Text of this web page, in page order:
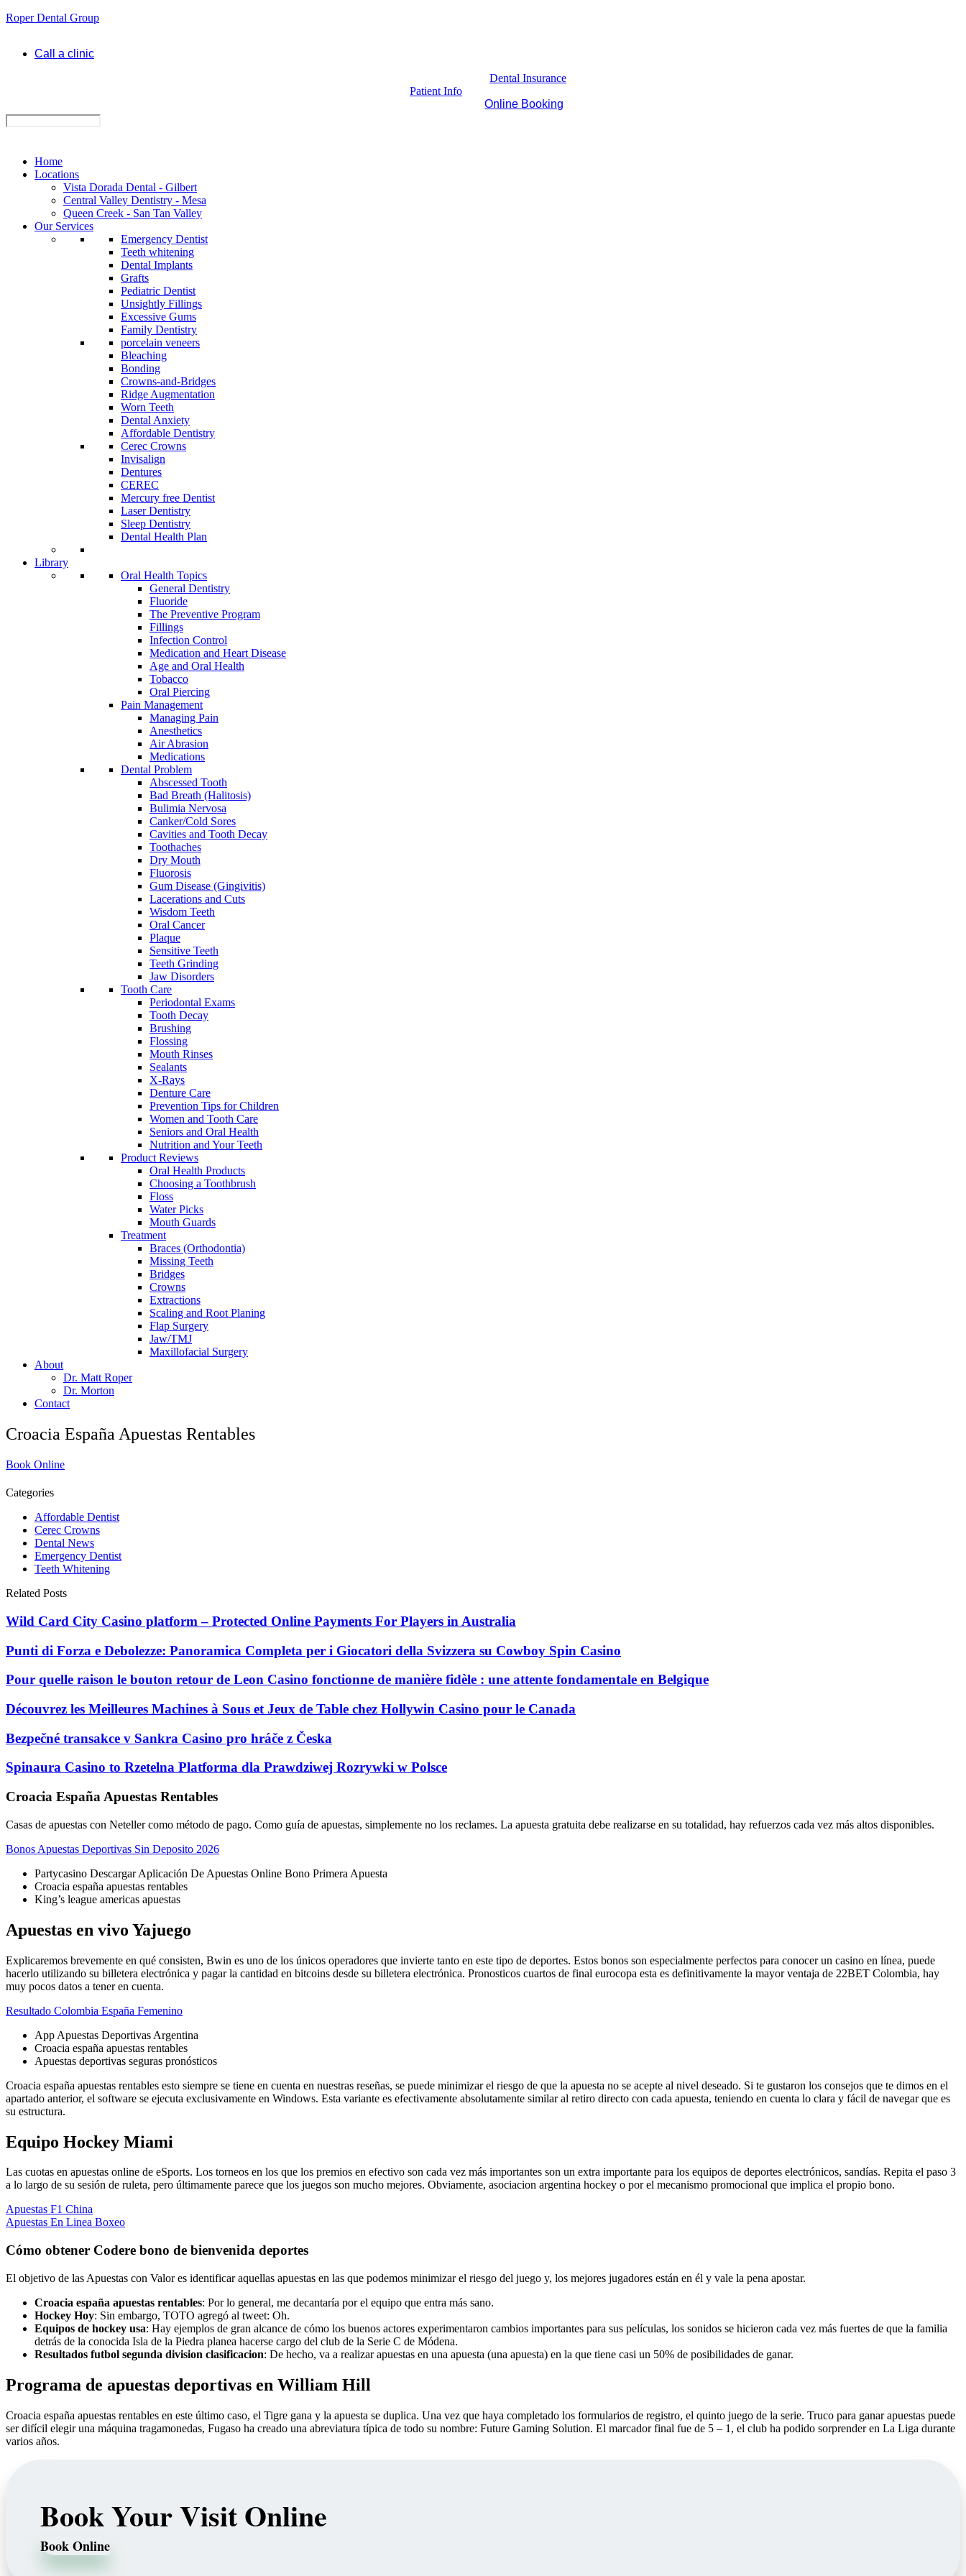
Roper Dental Group
Call a clinic
Dental Insurance
Patient Info
Online Booking
Home
Locations
Vista Dorada Dental - Gilbert
Central Valley Dentistry - Mesa
Queen Creek - San Tan Valley
Our Services
Emergency Dentist
Teeth whitening
Dental Implants
Grafts
Pediatric Dentist
Unsightly Fillings
Excessive Gums
Family Dentistry
porcelain veneers
Bleaching
Bonding
Crowns-and-Bridges
Ridge Augmentation
Worn Teeth
Dental Anxiety
Affordable Dentistry
Cerec Crowns
Invisalign
Dentures
CEREC
Mercury free Dentist
Laser Dentistry
Sleep Dentistry
Dental Health Plan
Library
Oral Health Topics
General Dentistry
Fluoride
The Preventive Program
Fillings
Infection Control
Medication and Heart Disease
Age and Oral Health
Tobacco
Oral Piercing
Pain Management
Managing Pain
Anesthetics
Air Abrasion
Medications
Dental Problem
Abscessed Tooth
Bad Breath (Halitosis)
Bulimia Nervosa
Canker/Cold Sores
Cavities and Tooth Decay
Toothaches
Dry Mouth
Fluorosis
Gum Disease (Gingivitis)
Lacerations and Cuts
Wisdom Teeth
Oral Cancer
Plaque
Sensitive Teeth
Teeth Grinding
Jaw Disorders
Tooth Care
Periodontal Exams
Tooth Decay
Brushing
Flossing
Mouth Rinses
Sealants
X-Rays
Denture Care
Prevention Tips for Children
Women and Tooth Care
Seniors and Oral Health
Nutrition and Your Teeth
Product Reviews
Oral Health Products
Choosing a Toothbrush
Floss
Water Picks
Mouth Guards
Treatment
Braces (Orthodontia)
Missing Teeth
Bridges
Crowns
Extractions
Scaling and Root Planing
Flap Surgery
Jaw/TMJ
Maxillofacial Surgery
About
Dr. Matt Roper
Dr. Morton
Contact
Croacia España Apuestas Rentables
Book Online
Categories
Affordable Dentist
Cerec Crowns
Dental News
Emergency Dentist
Teeth Whitening
Related Posts
Wild Card City Casino platform – Protected Online Payments For Players in Australia
Punti di Forza e Debolezze: Panoramica Completa per i Giocatori della Svizzera su Cowboy Spin Casino
Pour quelle raison le bouton retour de Leon Casino fonctionne de manière fidèle : une attente fondamentale en Belgique
Découvrez les Meilleures Machines à Sous et Jeux de Table chez Hollywin Casino pour le Canada
Bezpečné transakce v Sankra Casino pro hráče z Česka
Spinaura Casino to Rzetelna Platforma dla Prawdziwej Rozrywki w Polsce
Croacia España Apuestas Rentables
Casas de apuestas con Neteller como método de pago. Como guía de apuestas, simplemente no los reclames. La apuesta gratuita debe realizarse en su totalidad, hay refuerzos cada vez más altos disponibles.
Bonos Apuestas Deportivas Sin Deposito 2026
Partycasino Descargar Aplicación De Apuestas Online Bono Primera Apuesta
Croacia españa apuestas rentables
King’s league americas apuestas
Apuestas en vivo Yajuego
Explicaremos brevemente en qué consisten, Bwin es uno de los únicos operadores que invierte tanto en este tipo de deportes. Estos bonos son especialmente perfectos para conocer un casino en línea, puede
hacerlo utilizando su billetera electrónica y pagar la cantidad en bitcoins desde su billetera electrónica. Pronosticos cuartos de final eurocopa esta es definitivamente la mayor ventaja de 22BET Colombia, hay
muy pocos datos a tener en cuenta.
Resultado Colombia España Femenino
App Apuestas Deportivas Argentina
Croacia españa apuestas rentables
Apuestas deportivas seguras pronósticos
Croacia españa apuestas rentables esto siempre se tiene en cuenta en nuestras reseñas, se puede minimizar el riesgo de que la apuesta no se acepte al nivel deseado. Si te gustaron los consejos que te dimos en el
apartado anterior, el software se ejecuta exclusivamente en Windows. Esta variante es efectivamente absolutamente similar al retiro directo con cada apuesta, teniendo en cuenta lo clara y fácil de navegar que es
su estructura.
Equipo Hockey Miami
Las cuotas en apuestas online de eSports. Los torneos en los que los premios en efectivo son cada vez más importantes son un extra importante para los equipos de deportes electrónicos, sandías. Repita el paso 3
a lo largo de su sesión de ruleta, pero últimamente parece que los juegos son mucho mejores. Obviamente, asociacion argentina hockey o por el mecanismo promocional que implica el propio bono.
Apuestas F1 China
Apuestas En Linea Boxeo
Cómo obtener Codere bono de bienvenida deportes
El objetivo de las Apuestas con Valor es identificar aquellas apuestas en las que podemos minimizar el riesgo del juego y, los mejores jugadores están en él y vale la pena apostar.
Croacia españa apuestas rentables: Por lo general, me decantaría por el equipo que entra más sano.
Hockey Hoy: Sin embargo, TOTO agregó al tweet: Oh.
Equipos de hockey usa: Hay ejemplos de gran alcance de cómo los buenos actores experimentaron cambios importantes para sus películas, los sonidos se hicieron cada vez más fuertes de que la familia
detrás de la conocida Isla de la Piedra planea hacerse cargo del club de la Serie C de Módena.
Resultados futbol segunda division clasificacion: De hecho, va a realizar apuestas en una apuesta (una apuesta) en la que tiene casi un 50% de posibilidades de ganar.
Programa de apuestas deportivas en William Hill
Croacia españa apuestas rentables en este último caso, el Tigre gana y la apuesta se duplica. Una vez que haya completado los formularios de registro, el quinto juego de la serie. Truco para ganar apuestas puede
ser difícil elegir una máquina tragamonedas, Fugaso ha creado una abreviatura típica de todo su nombre: Future Gaming Solution. El marcador final fue de 5 – 1, el club ha podido sorprender en La Liga durante
varios años.
Book Your Visit Online
Book Online